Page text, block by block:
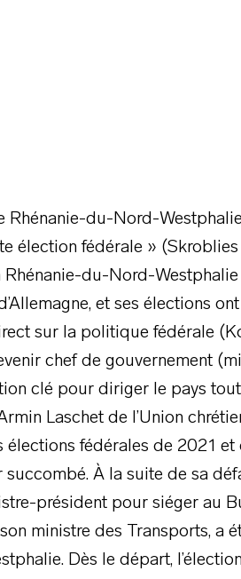
Rhénanie-du-Nord-
élection fédérale »
Rhénanie-du-Nord-
et ses élections
sur la politique fédérale
chef de gouvernement
clé pour diriger le pays
Laschet de l’Union
élections fédérales de 2021
À la suite de sa
président pour siéger au
ministre des Transports, a
Dès le départ,